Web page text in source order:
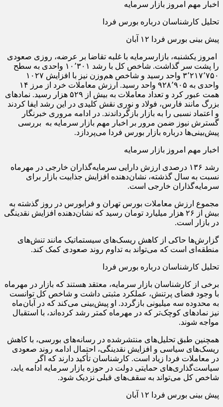
اخبار مهم امروز بازار سرمایه
تحلیل کارشناسان درباره بورس فردا
پیش‌ بینی بورس فردا ۱۲ آبان
امروز یکشنبه، بازارسرمایه با غلبه تقاضا بر عرضه، روزی صعودی
را پشت سر گذاشت. شاخص کل با رشد ۱۰٬۳۰۱ واحدی به سطح
۳٬۲۱۷٬۷۵۰ واحد رسید و شاخص هم‌وزن نیز با افزایش ۱۰۲۷
واحدی به ۹۲۸٬۹۰۵ واحد رسید. ارزش معاملات خرد از مرز ۱۴
همت عبور کرد و تعداد معاملات به بیش از ۵۲۹ هزار رسید. نمادهای
بزرگ مانند فارس، فولاد و نوری نقش کلیدی در این رشد ایفا کردند
و اعتماد نسبی را به بازار بازگرداندند. در ادامه مروری خبرنگار
گسترش نیوز ضمن مرور بر اخبار مهم بازار سرمایه به بررسی
پیش‌بینی‌ها درباره بازار بورس فردا می‌پردازد.
اخبار مهم امروز بازار سرمایه
رشد ۱۳۶ درصدی ارزش دارایی سرمایه‌گذاران خارجی در مهرماه
نسبت به سال گذشته، نشان‌دهنده افزایش جذابیت بازار برای
سرمایه‌گذاران خارجی است.
مجموع ارزش معاملات بورس تهران و فرابورس در روز گذشته به
بیش از ۲۶ هزار میلیارد تومان رسید که نشان‌دهنده افزایش نقدینگی
در بازار است.
گزارش‌ها حاکی از کاهش ریسک‌های سیستماتیک مانند تنش‌های
منطقه‌ای است که می‌تواند به تداوم روند صعودی کمک کند.
تحلیل کارشناسان درباره بورس فردا
برخی از کارشناسان بازار سرمایه، معتقد هستند که بازار در مهرماه
با وجود فضای پرتنش، عملکرد مثبتی داشت و شاخص کل توانست
به محدوده سه میلیونی بازگردد. او پیش‌بینی می‌کند که در آبان‌ماه
نیز نمادهای کوچک‌تر که در مهرماه کمتر رشد کرده‌اند، با استقبال
مواجه شوند.
همچنین طبق تحلیل‌های منتشرشده در رسانه‌های بورسی، با کاهش
ریسک‌های سیاسی و افزایش نقدینگی، احتمال ادامه روند صعودی
در معاملات فردا زیاد است. کارشناسان تأکید دارند که اگر
سیاست‌گذاری‌های حمایتی دولت در حوزه بازار سرمایه ادامه یابد،
شاخص کل می‌تواند به سقف‌های قبلی نزدیک شود.
پیش‌ بینی بورس فردا ۱۲ آبان